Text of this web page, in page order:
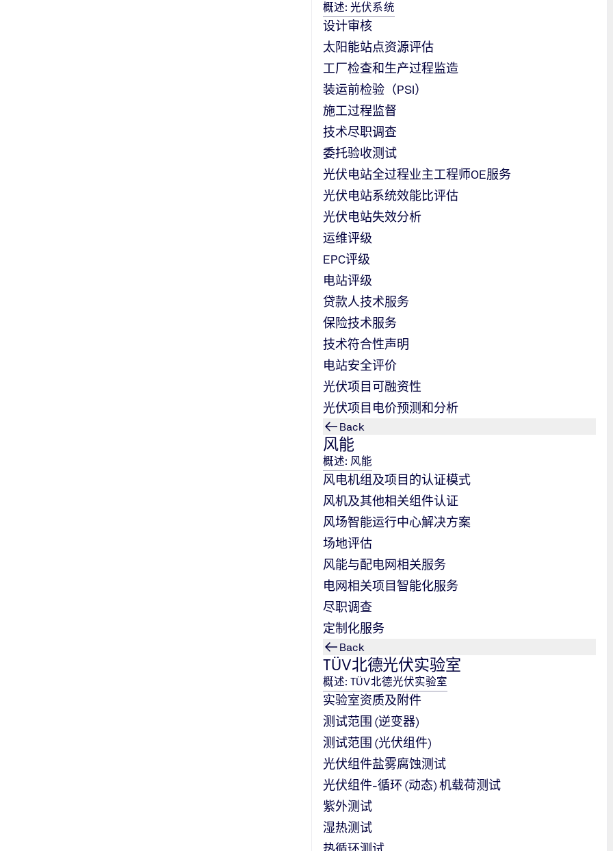
概述: 光伏系统
设计审核
太阳能站点资源评估
工厂检查和生产过程监造
装运前检验（PSI）
施工过程监督
技术尽职调查
委托验收测试
光伏电站全过程业主工程师OE服务
光伏电站系统效能比评估
光伏电站失效分析
运维评级
EPC评级
电站评级
贷款人技术服务
保险技术服务
技术符合性声明
电站安全评价
光伏项目可融资性
光伏项目电价预测和分析
Back
风能
概述: 风能
风电机组及项目的认证模式
风机及其他相关组件认证
风场智能运行中心解决方案
场地评估
风能与配电网相关服务
电网相关项目智能化服务
尽职调查
定制化服务
Back
TÜV北德光伏实验室
概述: TÜV北德光伏实验室
实验室资质及附件
测试范围 (逆变器)
测试范围 (光伏组件)
光伏组件盐雾腐蚀测试
光伏组件-循环 (动态) 机载荷测试
紫外测试
湿热测试
2
步骤02
委托与个性化日程安排
综合管理体系（IMS）将企业的各类管理体系（如质量、环境、能源及职业健康安全管理体系）整合为标准化架构。这能
提升效率：流程相互衔接，避免工作重复，资源配置更具针对性。
集成管理体系（IMS）能提升效率、降低成本、增强透明度与协作性，并助力满足法律要求。成功的关键在于周密规划与